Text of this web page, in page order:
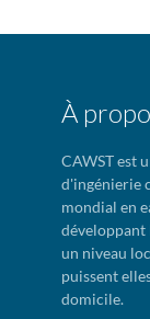
À
CAWST est
d'ingénierie
mondial en
développant
un niveau
puissent
domicile.